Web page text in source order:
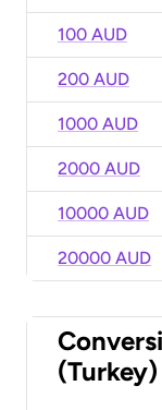
100 AUD
200 AUD
1000 AUD
2000 AUD
10000 AUD
20000 AUD
(Turkey)